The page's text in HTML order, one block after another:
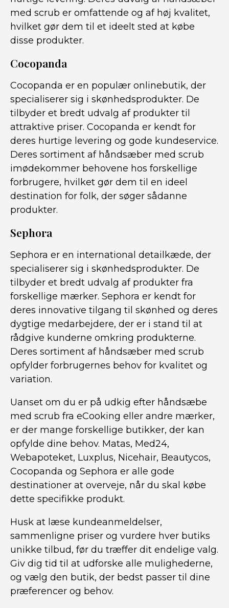
med scrub er omfattende og af høj kvalitet,
hvilket gør dem til et ideelt sted at købe
disse produkter.
Cocopanda
Cocopanda er en populær onlinebutik, der
specialiserer sig i skønhedsprodukter. De
tilbyder et bredt udvalg af produkter til
attraktive priser. Cocopanda er kendt for
deres hurtige levering og gode kundeservice.
Deres sortiment af håndsæber med scrub
imødekommer behovene hos forskellige
forbrugere, hvilket gør dem til en ideel
destination for folk, der søger sådanne
produkter.
Sephora
Sephora er en international detailkæde, der
specialiserer sig i skønhedsprodukter. De
tilbyder et bredt udvalg af produkter fra
forskellige mærker. Sephora er kendt for
deres innovative tilgang til skønhed og deres
dygtige medarbejdere, der er i stand til at
rådgive kunderne omkring produkterne.
Deres sortiment af håndsæber med scrub
opfylder forbrugernes behov for kvalitet og
variation.
Uanset om du er på udkig efter håndsæbe
med scrub fra eCooking eller andre mærker,
er der mange forskellige butikker, der kan
opfylde dine behov. Matas, Med24,
Webapoteket, Luxplus, Nicehair, Beautycos,
Cocopanda og Sephora er alle gode
destinationer at overveje, når du skal købe
dette specifikke produkt.
Husk at læse kundeanmeldelser,
sammenligne priser og vurdere hver butiks
unikke tilbud, før du træffer dit endelige valg.
Giv dig tid til at udforske alle mulighederne,
og vælg den butik, der bedst passer til dine
præferencer og behov.